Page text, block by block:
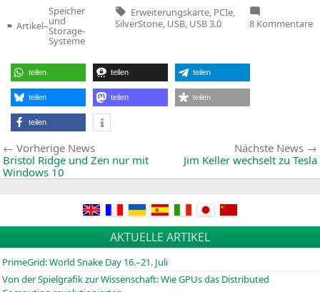
Veröffentlicht
Artikel–
Speicher
und
Storage-
Systeme
Tags:
Erweiterungskarte PCIe
SilverStone, USB, USB 3.0 8 Kommentare
teilen teilen teilen
teilen teilen teilen
teilen
Beitragsnavigation
Vorherige NewsVorherige
News:
Bristol Ridge und Zen nur mit
Windows 10
Nächste News
Jim Keller wechselt zu Tesla
AKTUELLE ARTIKEL
PrimeGrid: World Snake Day 16.–21. Juli
Von der Spielgrafik zur Wissenschaft: Wie GPUs das Distributed